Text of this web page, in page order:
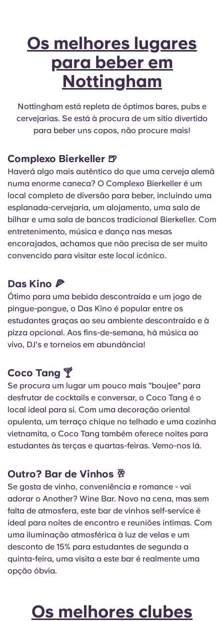
Os melhores lugares
para beber em
Nottingham
Nottingham está repleta de óptimos bares, pubs e
cervejarias. Se está à procura de um sítio divertido
para beber uns copos, não procure mais!
Complexo Bierkeller 🍺
Haverá algo mais autêntico do que uma cerveja alemã
numa enorme caneca? O Complexo Bierkeller é um
local completo de diversão para beber, incluindo uma
esplanada-cervejaria, um alojamento, uma sala de
bilhar e uma sala de bancos tradicional Bierkeller. Com
entretenimento, música e dança nas mesas
encorajados, achamos que não precisa de ser muito
convencido para visitar este local icónico.
Das Kino 🍕
Ótimo para uma bebida descontraída e um jogo de
pingue-pongue, o Das Kino é popular entre os
estudantes graças ao seu ambiente descontraído e à
pizza opcional. Aos fins-de-semana, há música ao
vivo, DJ's e torneios em abundância!
Coco Tang 🍸
Se procura um lugar um pouco mais "boujee" para
desfrutar de cocktails e conversar, o Coco Tang é o
local ideal para si. Com uma decoração oriental
opulenta, um terraço chique no telhado e uma cozinha
vietnamita, o Coco Tang também oferece noites para
estudantes às terças e quartas-feiras. Vemo-nos lá.
Outro? Bar de Vinhos 🥂
Se gosta de vinho, conveniência e romance - vai
adorar o Another? Wine Bar. Novo na cena, mas sem
falta de atmosfera, este bar de vinhos self-service é
ideal para noites de encontro e reuniões íntimas. Com
uma iluminação atmosférica à luz de velas e um
desconto de 15% para estudantes de segunda a
quinta-feira, uma visita a este bar é realmente uma
opção óbvia.
Os melhores clubes